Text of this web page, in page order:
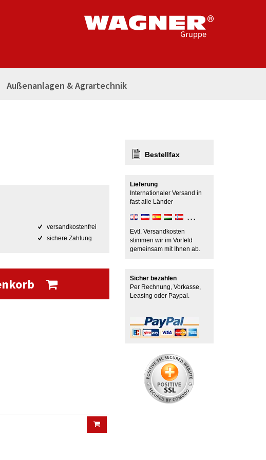
Außenanlagen & Agrartechnik
versandkostenfrei
sichere Zahlung
Bestellfax
Lieferung
Internationaler Versand in
fast alle Länder
Evtl. Versandkosten
stimmen wir im Vorfeld
gemeinsam mit Ihnen ab.
Sicher bezahlen
Per Rechnung, Vorkasse,
Leasing oder Paypal.